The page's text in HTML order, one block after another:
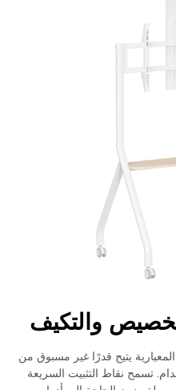
والتكيف
يتيح قدرًا غير مسبوق من
تسمح نقاط التثبيت السريعة